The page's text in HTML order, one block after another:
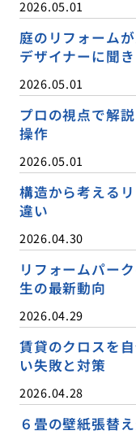
2026.05.01
庭のリフォーム
デザイナーに聞
2026.05.01
プロの視点で解
操作
2026.05.01
構造から考える
違い
2026.04.30
リフォームパー
生の最新動向
2026.04.29
賃貸のクロスを
い失敗と対策
2026.04.28
６畳の壁紙張替